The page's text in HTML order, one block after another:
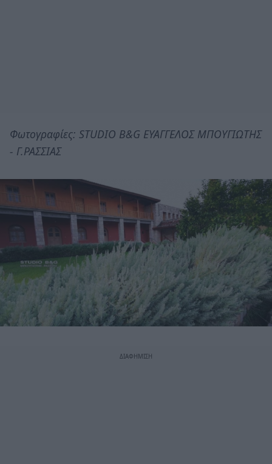
Φωτογραφίες: STUDIO B&G ΕΥΑΓΓΕΛΟΣ ΜΠΟΥΓΙΩΤΗΣ
- Γ.ΡΑΣΣΙΑΣ